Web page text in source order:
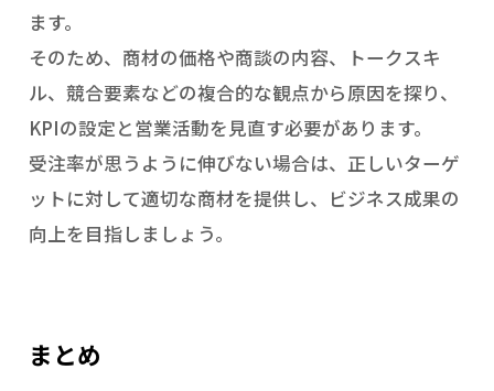
ます。
そのため、商材の価格や商談の内容、トークスキ
ル、競合要素などの複合的な観点から原因を探り、
KPIの設定と営業活動を見直す必要があります。
受注率が思うように伸びない場合は、正しいターゲ
ットに対して適切な商材を提供し、ビジネス成果の
向上を目指しましょう。
まとめ